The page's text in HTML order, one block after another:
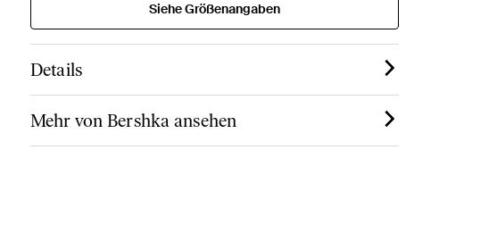
Siehe Größenangaben
Details
Mehr von Bershka ansehen